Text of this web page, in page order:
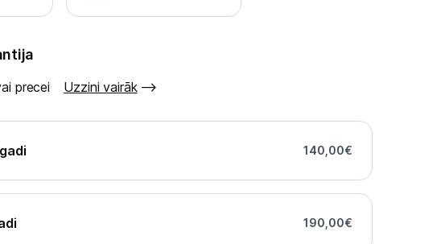
precei Uzzini vairāk
140,00€
190,00€